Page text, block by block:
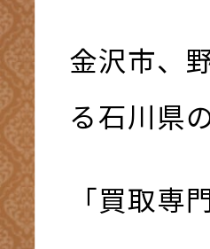
金沢市、
る石川県
「買取